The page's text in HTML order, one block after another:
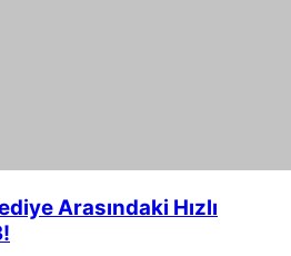
Arasındaki Hızlı